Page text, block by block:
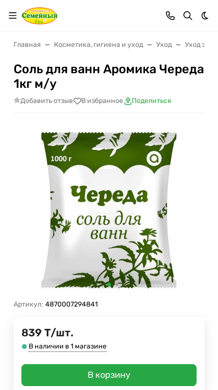
Главная Косметика, гигиена и уход Уход Уход за
Соль для ванн Аромика Череда
1кг м/у
Добавить отзыв В избранное Поделиться
Артикул: 4870007294841
839 Т/шт.
В наличии в 1 магазине
В корзину